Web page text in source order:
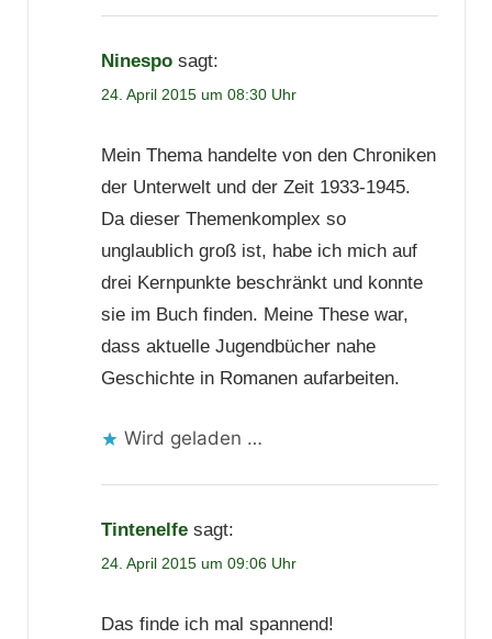
Ninespo sagt:
24. April 2015 um 08:30 Uhr
Mein Thema handelte von den Chroniken
der Unterwelt und der Zeit 1933-1945.
Da dieser Themenkomplex so
unglaublich groß ist, habe ich mich auf
drei Kernpunkte beschränkt und konnte
sie im Buch finden. Meine These war,
dass aktuelle Jugendbücher nahe
Geschichte in Romanen aufarbeiten.
Wird geladen …
Tintenelfe sagt:
24. April 2015 um 09:06 Uhr
Das finde ich mal spannend!